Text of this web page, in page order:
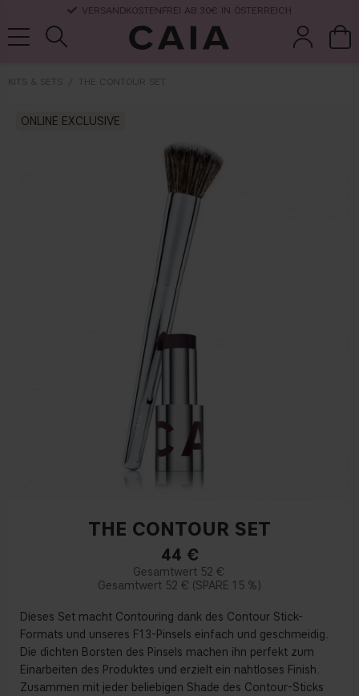
VERSANDKOSTENFREI AB 30€ IN ÖSTERREICH
KITS & SETS THE CONTOUR SET
ONLINE EXCLUSIVE
THE CONTOUR SET
44 €
52 €
52 €
15 %
Dieses Set macht Contouring dank des Contour Stick-
Formats und unseres F13-Pinsels einfach und geschmeidig.
Die dichten Borsten des Pinsels machen ihn perfekt zum
Einarbeiten des Produktes und erzielt ein nahtloses Finish.
Zusammen mit jeder beliebigen Shade des Contour-Sticks
parfüm